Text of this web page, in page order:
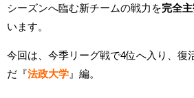
シーズンへ臨む新チームの戦力を完全主
います。
今回は、今季リーグ戦で4位へ入り、復
だ『法政大学 』編。